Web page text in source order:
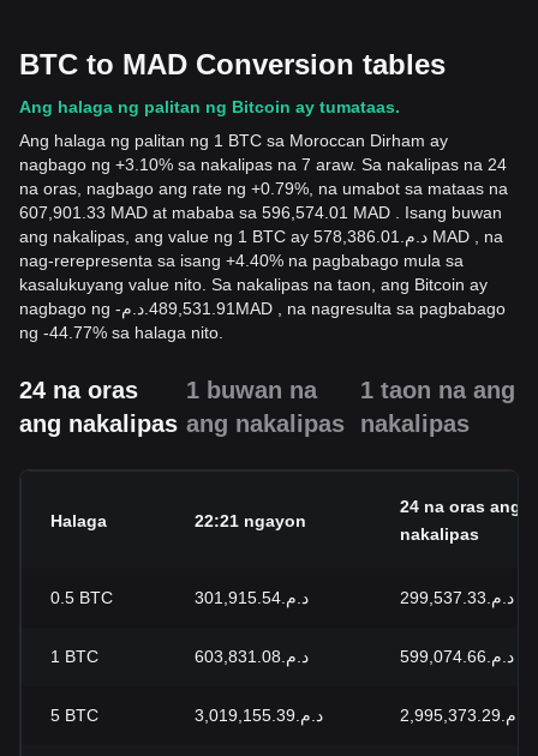
BTC to MAD Conversion tables
Ang halaga ng palitan ng Bitcoin ay tumataas.
Ang halaga ng palitan ng 1 BTC sa Moroccan Dirham ay
nagbago ng +3.10% sa nakalipas na 7 araw. Sa nakalipas na 24
na oras, nagbago ang rate ng +0.79%, na umabot sa mataas na
607,901.33 MAD at mababa sa 596,574.01 MAD . Isang buwan
ang nakalipas, ang value ng 1 BTC ay د.م.578,386.01 MAD , na
nag-rerepresenta sa isang +4.40% na pagbabago mula sa
kasalukuyang value nito. Sa nakalipas na taon, ang Bitcoin ay
nagbago ng - 489,531.91 MAD , na nagresulta sa pagbabago
ng -44.77% sa halaga nito.
24 na oras
ang nakalipas
1 buwan na
ang nakalipas
1 taon na ang
nakalipas
Halaga 22:21 ngayon
24 na oras ang
nakalipas
0.5 BTC د.م.301,915.54 د.م.299,537.33
1 BTC د.م.603,831.08 د.م.599,074.66
5 BTC د.م.3,019,155.39 د.م.2,995,373.29